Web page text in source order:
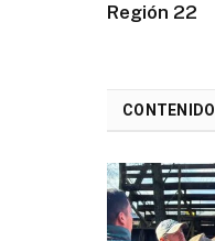
Región 22
CONTENIDO